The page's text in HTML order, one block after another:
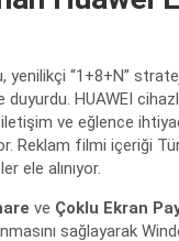
yenilikçi “1+8+N”
HUAWEI
ve eğlence
Reklam filmi içeriği
ele alınıyor.
ve Çoklu Ekran
sağlayarak